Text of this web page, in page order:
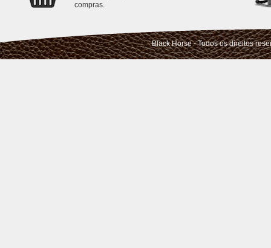
compras.
Black Horse - Todos os direitos